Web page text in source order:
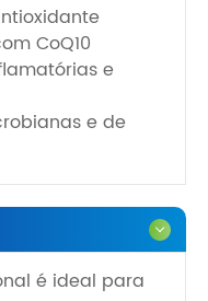
CoQ10
e
e de
é ideal para